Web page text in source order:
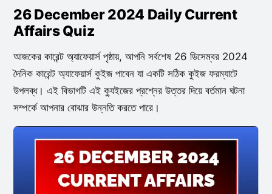
26 December 2024 Daily Current
Affairs Quiz
আজকের কারেন্ট অ্যাফেয়ার্স পৃষ্ঠায়, আপনি সর্বশেষ 26 ডিসেম্বর 2024
দৈনিক কারেন্ট অ্যাফেয়ার্স কুইজ পাবেন যা একটি সঠিক কুইজ ফরম্যাটে
উপলব্ধ। এই বিভাগটি এই ক্যুইজের প্রশ্নের উত্তর দিয়ে বর্তমান ঘটনা
সম্পর্কে আপনার বোঝার উন্নতি করতে পারে।